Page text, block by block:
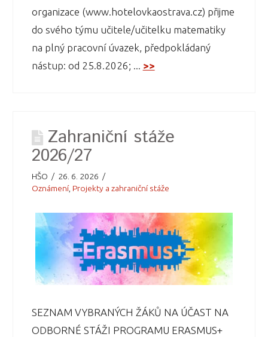
organizace (www.hotelovkaostrava.cz) přijme
do svého týmu učitele/učitelku matematiky
na plný pracovní úvazek, předpokládaný
nástup: od 25.8.2026; ... >>
Zahraniční stáže
2026/27
HŠO
26. 6. 2026
Oznámení, Projekty a zahraniční stáže
SEZNAM VYBRANÝCH ŽÁKŮ NA ÚČAST NA
ODBORNÉ STÁŽI PROGRAMU ERASMUS+